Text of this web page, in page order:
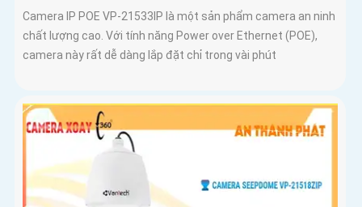
Camera IP POE VP-21533IP là một sản phẩm camera an ninh
chất lượng cao. Với tính năng Power over Ethernet (POE),
camera này rất dễ dàng lắp đặt chỉ trong vài phút